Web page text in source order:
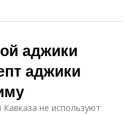
аджики
аджики
не используют